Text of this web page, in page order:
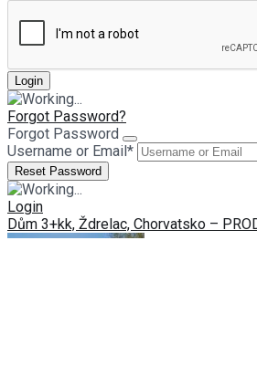
Forgot Password?
Forgot Password
Username or Email *
Login
Dům 3+kk, Ždrelac, Chorvatsko –